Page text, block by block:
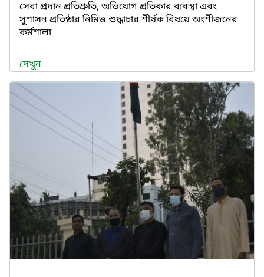
সেবা প্রদান প্রতিশ্রুতি, অভিযোগ প্রতিকার ব্যবস্থা এবং
সুশাসন প্রতিষ্ঠার নিমিত্ত শুদ্ধাচার শীর্ষক বিষয়ে অংশীজনের
কর্মশালা
দেখুন